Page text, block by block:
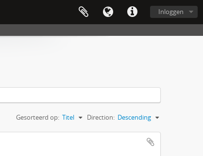
Inloggen
Gesorteerd op: Titel Direction: Descending